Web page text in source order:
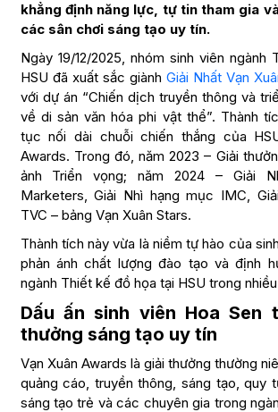
khẳng định năng lực, tự tin tham gia
các sân chơi sáng tạo uy tín.
Ngày 19/12/2025, nhóm sinh viên ngành
HSU đã xuất sắc giành Giải Nhất Vạn
với dự án “Chiến dịch truyền thông và
về di sản văn hóa phi vật thể”. Thành
tục nối dài chuỗi chiến thắng của
Awards. Trong đó, năm 2023 – Giải
ảnh Triển vọng; năm 2024 – Giải
Marketers, Giải Nhì hạng mục IMC,
TVC – bảng Vạn Xuân Stars.
Thành tích này vừa là niềm tự hào của
phản ánh chất lượng đào tạo và định
ngành Thiết kế đồ họa tại HSU trong
Dấu ấn sinh viên Hoa Sen
thưởng sáng tạo uy tín
Vạn Xuân Awards là giải thưởng thường
quảng cáo, truyền thông, sáng tạo, quy
sáng tạo trẻ và các chuyên gia trong